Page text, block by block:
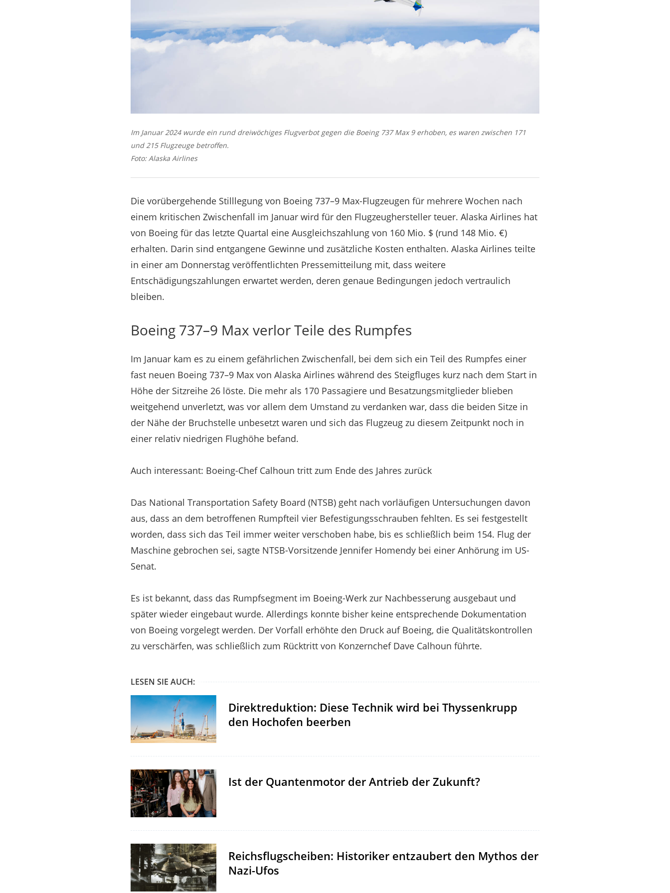
Im Januar 2024 wurde ein rund dreiwöchiges Flugverbot gegen die Boeing 737 Max 9 erhoben, es waren zwischen 171
und 215 Flugzeuge betroffen.
Foto: Alaska Airlines
Die vorübergehende Stilllegung von Boeing 737–9 Max-Flugzeugen für mehrere Wochen nach
einem kritischen Zwischenfall im Januar wird für den Flugzeughersteller teuer. Alaska Airlines hat
von Boeing für das letzte Quartal eine Ausgleichszahlung von 160 Mio. $ (rund 148 Mio. €)
erhalten. Darin sind entgangene Gewinne und zusätzliche Kosten enthalten. Alaska Airlines teilte
in einer am Donnerstag veröffentlichten Pressemitteilung mit, dass weitere
Entschädigungszahlungen erwartet werden, deren genaue Bedingungen jedoch vertraulich
bleiben.
Boeing 737–9 Max verlor Teile des Rumpfes
Im Januar kam es zu einem gefährlichen Zwischenfall, bei dem sich ein Teil des Rumpfes einer
fast neuen Boeing 737–9 Max von Alaska Airlines während des Steigfluges kurz nach dem Start in
Höhe der Sitzreihe 26 löste. Die mehr als 170 Passagiere und Besatzungsmitglieder blieben
weitgehend unverletzt, was vor allem dem Umstand zu verdanken war, dass die beiden Sitze in
der Nähe der Bruchstelle unbesetzt waren und sich das Flugzeug zu diesem Zeitpunkt noch in
einer relativ niedrigen Flughöhe befand.
Auch interessant: Boeing-Chef Calhoun tritt zum Ende des Jahres zurück
Das National Transportation Safety Board (NTSB) geht nach vorläufigen Untersuchungen davon
aus, dass an dem betroffenen Rumpfteil vier Befestigungsschrauben fehlten. Es sei festgestellt
worden, dass sich das Teil immer weiter verschoben habe, bis es schließlich beim 154. Flug der
Maschine gebrochen sei, sagte NTSB-Vorsitzende Jennifer Homendy bei einer Anhörung im US-
Senat.
Es ist bekannt, dass das Rumpfsegment im Boeing-Werk zur Nachbesserung ausgebaut und
später wieder eingebaut wurde. Allerdings konnte bisher keine entsprechende Dokumentation
von Boeing vorgelegt werden. Der Vorfall erhöhte den Druck auf Boeing, die Qualitätskontrollen
zu verschärfen, was schließlich zum Rücktritt von Konzernchef Dave Calhoun führte.
LESEN SIE AUCH:
Direktreduktion: Diese Technik wird bei Thyssenkrupp
den Hochofen beerben
Ist der Quantenmotor der Antrieb der Zukunft?
Reichsflugscheiben: Historiker entzaubert den Mythos der
Nazi-Ufos